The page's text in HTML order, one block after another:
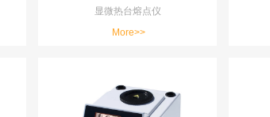
显微热台熔点仪
More>>